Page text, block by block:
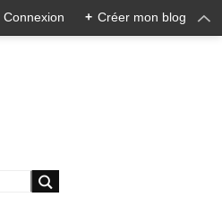
Connexion + Créer mon blog